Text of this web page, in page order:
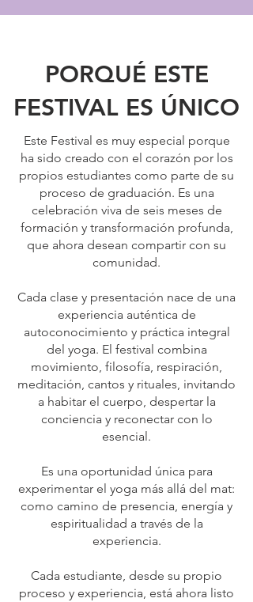
PORQUÉ ESTE
FESTIVAL ES ÚNICO
Este Festival es muy especial porque
ha sido creado con el corazón por los
propios estudiantes como parte de su
proceso de graduación. Es una
celebración viva de seis meses de
formación y transformación profunda,
que ahora desean compartir con su
comunidad.
Cada clase y presentación nace de una
experiencia auténtica de
autoconocimiento y práctica integral
del yoga. El festival combina
movimiento, filosofía, respiración,
meditación, cantos y rituales, invitando
a habitar el cuerpo, despertar la
conciencia y reconectar con lo
esencial.
Es una oportunidad única para
experimentar el yoga más allá del mat:
como camino de presencia, energía y
espiritualidad a través de la
experiencia.
Cada estudiante, desde su propio
proceso y experiencia, está ahora listo